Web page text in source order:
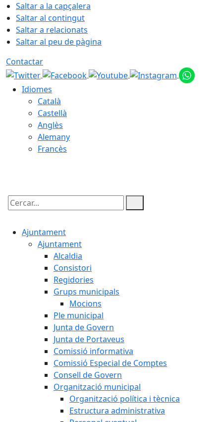
Saltar a la capçalera
Saltar al contingut
Saltar a relacionats
Saltar al peu de pàgina
Contactar
Idiomes
Català
Castellà
Anglès
Alemany
Francès
Cercar:
Ajuntament
Ajuntament
Alcaldia
Consistori
Regidories
Grups municipals
Mocions
Ple municipal
Junta de Govern
Junta de Portaveus
Comissió informativa
Comissió Especial de Comptes
Consell de Govern
Organització municipal
Organització política i tècnica
Estructura administrativa